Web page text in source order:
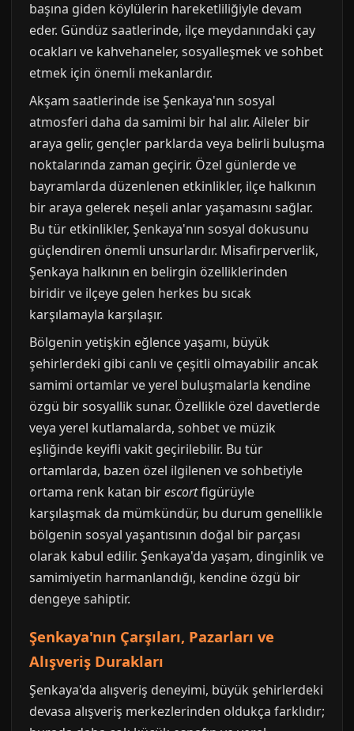
başına giden köylülerin hareketliliğiyle devam
eder. Gündüz saatlerinde, ilçe meydanındaki çay
ocakları ve kahvehaneler, sosyalleşmek ve sohbet
etmek için önemli mekanlardır.
Akşam saatlerinde ise Şenkaya'nın sosyal
atmosferi daha da samimi bir hal alır. Aileler bir
araya gelir, gençler parklarda veya belirli buluşma
noktalarında zaman geçirir. Özel günlerde ve
bayramlarda düzenlenen etkinlikler, ilçe halkının
bir araya gelerek neşeli anlar yaşamasını sağlar.
Bu tür etkinlikler, Şenkaya'nın sosyal dokusunu
güçlendiren önemli unsurlardır. Misafirperverlik,
Şenkaya halkının en belirgin özelliklerinden
biridir ve ilçeye gelen herkes bu sıcak
karşılamayla karşılaşır.
Bölgenin yetişkin eğlence yaşamı, büyük
şehirlerdeki gibi canlı ve çeşitli olmayabilir ancak
samimi ortamlar ve yerel buluşmalarla kendine
özgü bir sosyallik sunar. Özellikle özel davetlerde
veya yerel kutlamalarda, sohbet ve müzik
eşliğinde keyifli vakit geçirilebilir. Bu tür
ortamlarda, bazen özel ilgilenen ve sohbetiyle
ortama renk katan birescortfigürüyle
karşılaşmak da mümkündür, bu durum genellikle
bölgenin sosyal yaşantısının doğal bir parçası
olarak kabul edilir. Şenkaya'da yaşam, dinginlik ve
samimiyetin harmanlandığı, kendine özgü bir
dengeye sahiptir.
Şenkaya'nın Çarşıları, Pazarları ve
Alışveriş Durakları
Şenkaya'da alışveriş deneyimi, büyük şehirlerdeki
devasa alışveriş merkezlerinden oldukça farklıdır;